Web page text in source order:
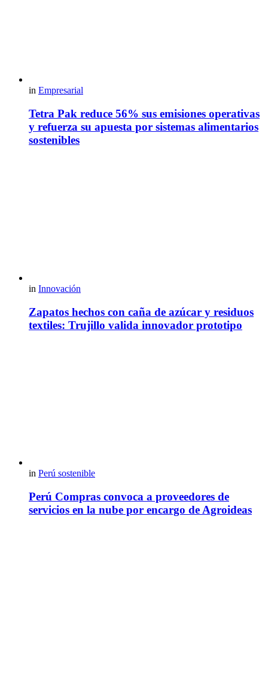
in Empresarial
Tetra Pak reduce 56% sus emisiones operativas
y refuerza su apuesta por sistemas alimentarios
sostenibles
in Innovación
Zapatos hechos con caña de azúcar y residuos
textiles: Trujillo valida innovador prototipo
in Perú sostenible
Perú Compras convoca a proveedores de
servicios en la nube por encargo de Agroideas